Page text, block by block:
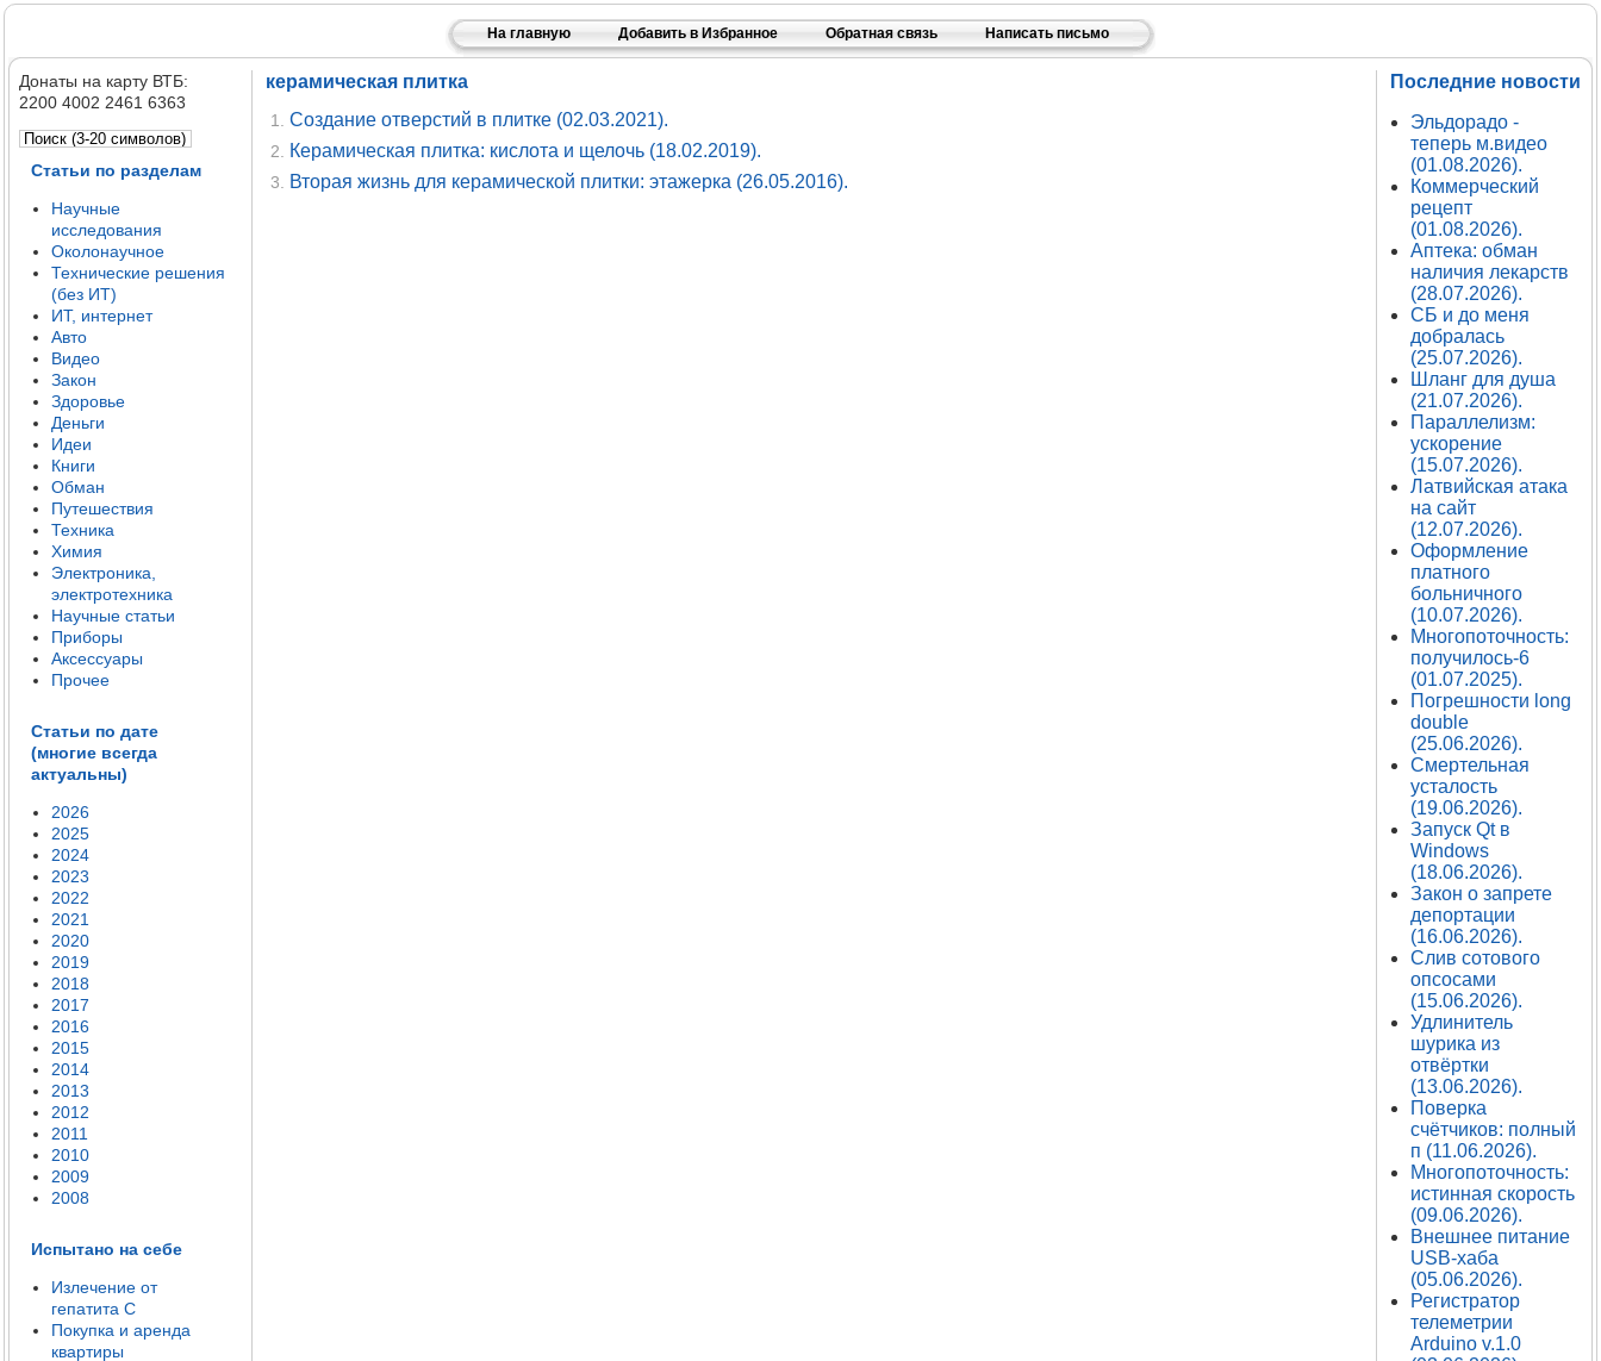
На главную Добавить в Избранное Обратная связь Написать письмо
Донаты на карту ВТБ:
2200 4002 2461 6363
Статьи по разделам
Научные
исследования
Околонаучное
Технические решения
(без ИТ)
ИТ, интернет
Авто
Видео
Закон
Здоровье
Деньги
Идеи
Книги
Обман
Путешествия
Техника
Химия
Электроника,
электротехника
Научные статьи
Приборы
Аксессуары
Прочее
Статьи по дате
(многие всегда
актуальны)
2026
2025
2024
2023
2022
2021
2020
2019
2018
2017
2016
2015
2014
2013
2012
2011
2010
2009
2008
Испытано на себе
Излечение от
гепатита C
Покупка и аренда
квартиры
керамическая плитка
1. Создание отверстий в плитке (02.03.2021).
2. Керамическая плитка: кислота и щелочь (18.02.2019).
3. Вторая жизнь для керамической плитки: этажерка (26.05.2016).
Последние новости
Эльдорадо -
теперь м.видео
(01.08.2026).
Коммерческий
рецепт
(01.08.2026).
Аптека: обман
наличия лекарств
(28.07.2026).
СБ и до меня
добралась
(25.07.2026).
Шланг для душа
(21.07.2026).
Параллелизм:
ускорение
(15.07.2026).
Латвийская атака
на сайт
(12.07.2026).
Оформление
платного
больничного
(10.07.2026).
Многопоточность:
получилось-6
(01.07.2025).
Погрешности long
double
(25.06.2026).
Смертельная
усталость
(19.06.2026).
Запуск Qt в
Windows
(18.06.2026).
Закон о запрете
депортации
(16.06.2026).
Слив сотового
опсосами
(15.06.2026).
Удлинитель
шурика из
отвёртки
(13.06.2026).
Поверка
счётчиков: полный
п (11.06.2026).
Многопоточность:
истинная скорость
(09.06.2026).
Внешнее питание
USB-хаба
(05.06.2026).
Регистратор
телеметрии
Arduino v.1.0